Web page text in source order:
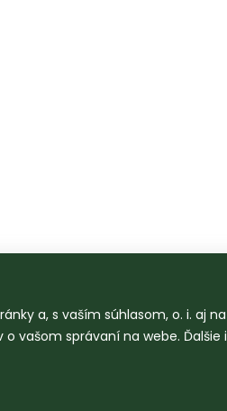
a, s vaším súhlasom, o. i. aj
vašom správaní na webe.